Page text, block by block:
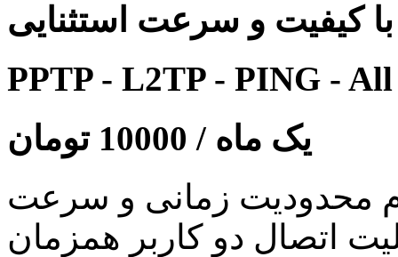
کیفیت و سرعت استثنایی
PPTP - L2TP - PING -
یک ماه / 10000 تومان
محدودیت زمانی و سرعت
اتصال دو کاربر همزمان